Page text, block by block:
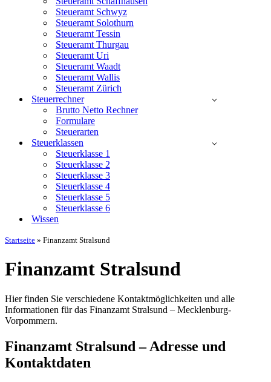
Steueramt Schwyz
Steueramt Solothurn
Steueramt Tessin
Steueramt Thurgau
Steueramt Uri
Steueramt Waadt
Steueramt Wallis
Steueramt Zürich
Steuerrechner
Brutto Netto Rechner
Formulare
Steuerarten
Steuerklassen
Steuerklasse 1
Steuerklasse 2
Steuerklasse 3
Steuerklasse 4
Steuerklasse 5
Steuerklasse 6
Wissen
Startseite » Finanzamt Stralsund
Finanzamt Stralsund
Hier finden Sie verschiedene Kontaktmöglichkeiten und alle
Informationen für das Finanzamt Stralsund – Mecklenburg-
Vorpommern.
Finanzamt Stralsund – Adresse und
Kontaktdaten